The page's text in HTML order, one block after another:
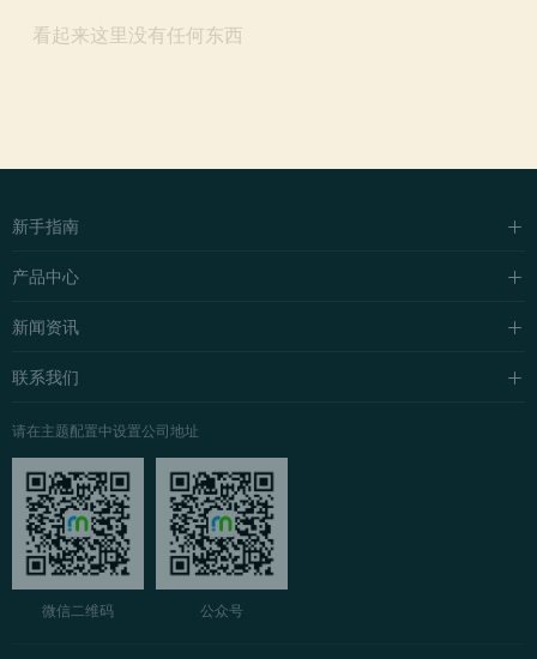
看起来这里没有任何东西
新手指南
购买流程
常见问题
产品中心
企业站主题
营销主题
新闻资讯
行业新闻
公益活动
联系我们
联系我们
售后服务
人才招聘
请在主题配置中设置公司地址
微信二维码 公众号